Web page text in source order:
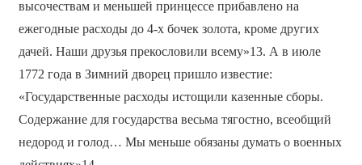
высочествам и меньшей принцессе прибавлено на
ежегодные расходы до 4-х бочек золота, кроме других
дачей. Наши друзья прекословили всему»13. А в июле
1772 года в Зимний дворец пришло известие:
«Государственные расходы истощили казенные сборы.
Содержание для государства весьма тягостно, всеобщий
недород и голод… Мы меньше обязаны думать о военных